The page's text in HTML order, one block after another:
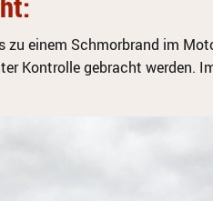
zu einem Schmorbrand im
Kontrolle gebracht werden.